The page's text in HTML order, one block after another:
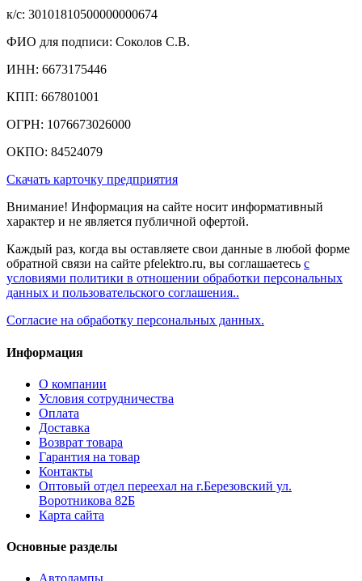
к/c: 30101810500000000674
ФИО для подписи: Соколов С.В.
ИНН: 6673175446
КПП: 667801001
ОГРН: 1076673026000
ОКПО: 84524079
Скачать карточку предприятия
Внимание! Информация на сайте носит информативный
характер и не является публичной офертой.
Каждый раз, когда вы оставляете свои данные в любой форме
обратной связи на сайте pfelektro.ru, вы соглашаетесь с
условиями политики в отношении обработки персональных
данных и пользовательского соглашения..
Согласие на обработку персональных данных.
Информация
О компании
Условия сотрудничества
Оплата
Доставка
Возврат товара
Гарантия на товар
Контакты
Оптовый отдел переехал на г.Березовский ул.
Воротникова 82Б
Карта сайта
Основные разделы